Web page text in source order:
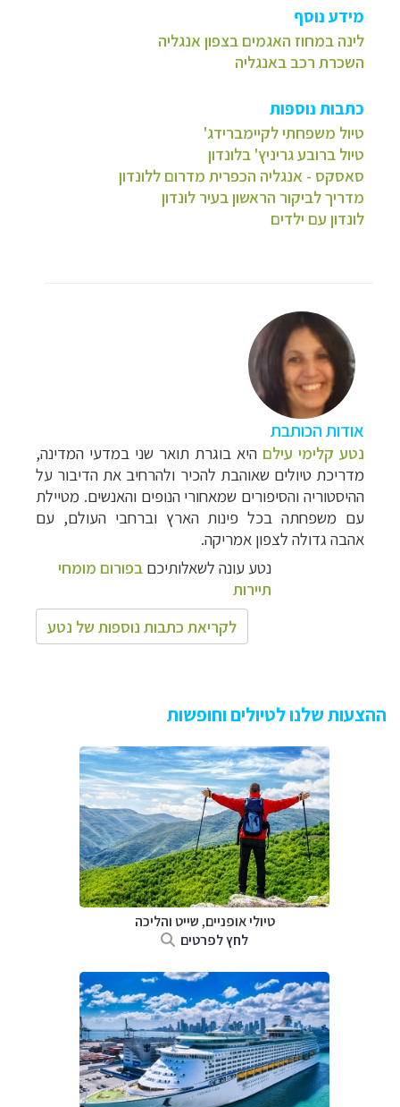
מידע נוסף
לינה במחוז האגמים בצפון אנגליה
השכרת רכב באנגליה
כתבות נוספות
טיול משפחתי לקיימברידג'
טיול ברובע גריניץ' בלונדון
סאסקס - אנגליה הכפרית מדרום ללונדון
מדריך לביקור הראשון בעיר לונדון
לונדון עם ילדים
אודות הכותבת
נטע קלימי עילם היא בוגרת תואר שני במדעי המדינה,
מדריכת טיולים שאוהבת להכיר ולהרחיב את הדיבור על
ההיסטוריה והסיפורים שמאחורי הנופים והאנשים. מטיילת
עם משפחתה בכל פינות הארץ וברחבי העולם, עם
אהבה גדולה לצפון אמריקה.
נטע עונה לשאלותיכם בפורום מומחי
תיירות
לקריאת כתבות נוספות של נטע
ההצעות שלנו לטיולים וחופשות
טיולי אופניים, שייט והליכה
לחץ לפרטים